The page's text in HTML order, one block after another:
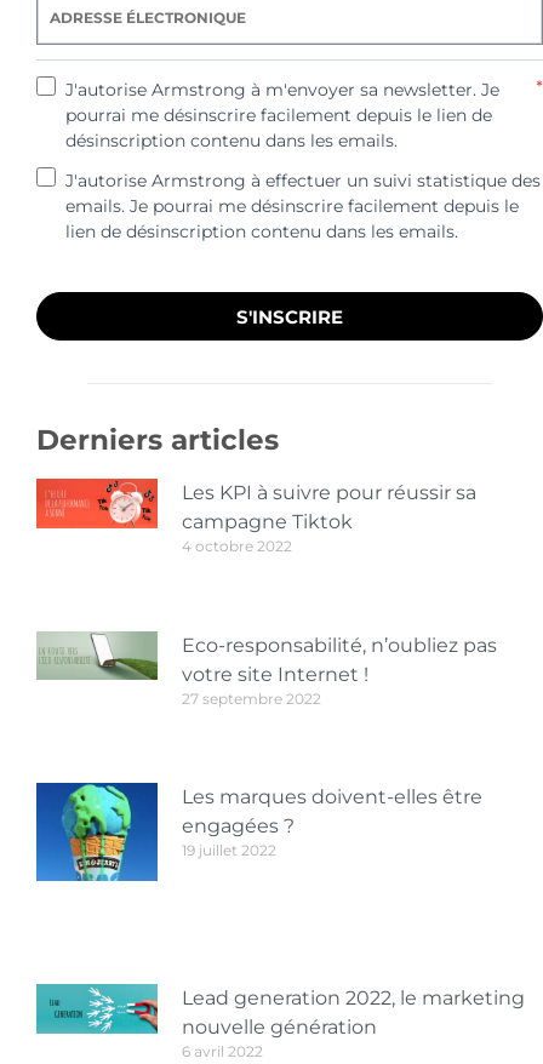
J'autorise Armstrong à m'envoyer sa newsletter. Je
pourrai me désinscrire facilement depuis le lien de
désinscription contenu dans les emails.
*
J'autorise Armstrong à effectuer un suivi statistique des
emails. Je pourrai me désinscrire facilement depuis le
lien de désinscription contenu dans les emails.
S'INSCRIRE
Derniers articles
Les KPI à suivre pour réussir sa
campagne Tiktok
4 octobre 2022
Eco-responsabilité, n’oubliez pas
votre site Internet !
27 septembre 2022
Les marques doivent-elles être
engagées ?
19 juillet 2022
Lead generation 2022, le marketing
nouvelle génération
6 avril 2022